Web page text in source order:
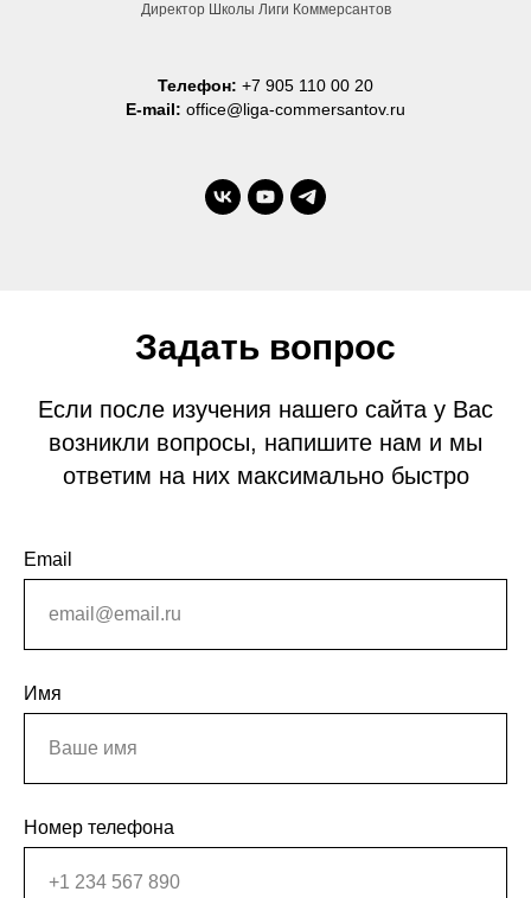
Директор Школы Лиги Коммерсантов
Телефон: +7 905 110 00 20
E-mail: office@liga-commersantov.ru
Задать вопрос
Если после изучения нашего сайта у Вас
возникли вопросы, напишите нам и мы
ответим на них максимально быстро
Email
Имя
Номер телефона